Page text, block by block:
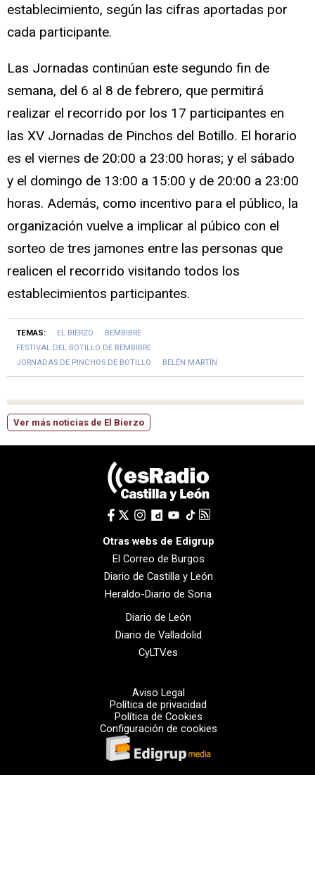
establecimiento, según las cifras aportadas por
cada participante.
Las Jornadas continúan este segundo fin de
semana, del 6 al 8 de febrero, que permitirá
realizar el recorrido por los 17 participantes en
las XV Jornadas de Pinchos del Botillo. El horario
es el viernes de 20:00 a 23:00 horas; y el sábado
y el domingo de 13:00 a 15:00 y de 20:00 a 23:00
horas. Además, como incentivo para el público, la
organización vuelve a implicar al púbico con el
sorteo de tres jamones entre las personas que
realicen el recorrido visitando todos los
establecimientos participantes.
TEMAS: EL BIERZO
BEMBIBRE
FESTIVAL DEL BOTILLO DE BEMBIBRE
JORNADAS DE PINCHOS DE BOTILLO
BELÉN MARTÍN
Ver más noticias de El Bierzo
Otras webs de Edigrup
El Correo de Burgos
Diario de Castilla y León
Heraldo-Diario de Soria
Diario de León
Diario de Valladolid
CyLTV.es
Aviso Legal
Política de privacidad
Política de Cookies
Configuración de cookies